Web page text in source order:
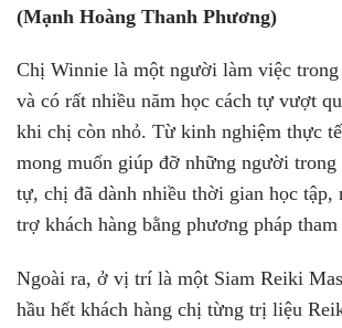
(Mạnh Hoàng Thanh Phương)
Chị Winnie là một người làm việc
và có rất nhiều năm học cách tự vượt
khi chị còn nhỏ. Từ kinh nghiệm thực
mong muốn giúp đỡ những người trong
tự, chị đã dành nhiều thời gian học tập,
trợ khách hàng bằng phương pháp
Ngoài ra, ở vị trí là một Siam Reiki
hầu hết khách hàng chị từng trị liệu